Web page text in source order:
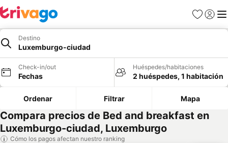
Favoritos
Iniciar
Destino
Luxemburgo-ciudad
Check-in/out
Fechas
Huéspedes/habitaciones
2 huéspedes, 1 habitación
Ordenar Filtrar Mapa
Compara precios de Bed and breakfast en
Luxemburgo-ciudad, Luxemburgo
Cómo los pagos afectan nuestro ranking